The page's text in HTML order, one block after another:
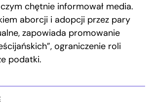
chętnie informował media.
aborcji i adopcji przez pary
zapowiada promowanie
ograniczenie roli
podatki.